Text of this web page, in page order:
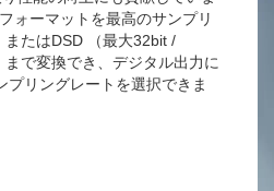
ォーマットを最高のサンプリ
またはDSD （最大32bit /
で変換でき、デジタル出力に
プリングレートを選択できま